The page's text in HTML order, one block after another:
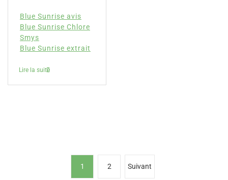
Blue Sunrise avis
Blue Sunrise Chlore
Smys
Blue Sunrise extrait
Lire la suite
1 2 Suivant